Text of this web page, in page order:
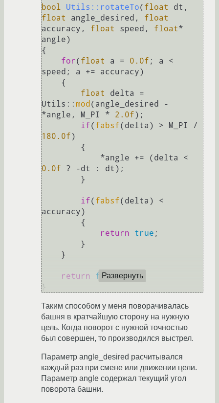
bool Utils::rotateTo( float
float
angle_desired, float
accuracy, float speed, float*
angle)
{
for ( float a = 0.0f ; a <
speed; a += accuracy)
float
delta =
Utils:: mod (angle_desired -
*angle, M_PI * 2.0f);
if( fabsf
180.0f)
0.0f ? -dt : dt);
if( fabsf(delta) <
accuracy)
return
true ;
return false;
Развернуть
Таким способом у меня поворачивалась
башня в кратчайшую сторону на нужную
цель. Когда поворот с нужной точностью
был совершен, то производился выстрел.
Параметр angle_desired расчитывался
каждый раз при смене или движении цели.
Параметр angle содержал текущий угол
поворота башни.